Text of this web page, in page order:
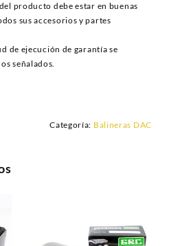
producto debe estar en buenas
sus accesorios y partes
de ejecución de garantía se
señalados.
Categoría: Balineras DAC